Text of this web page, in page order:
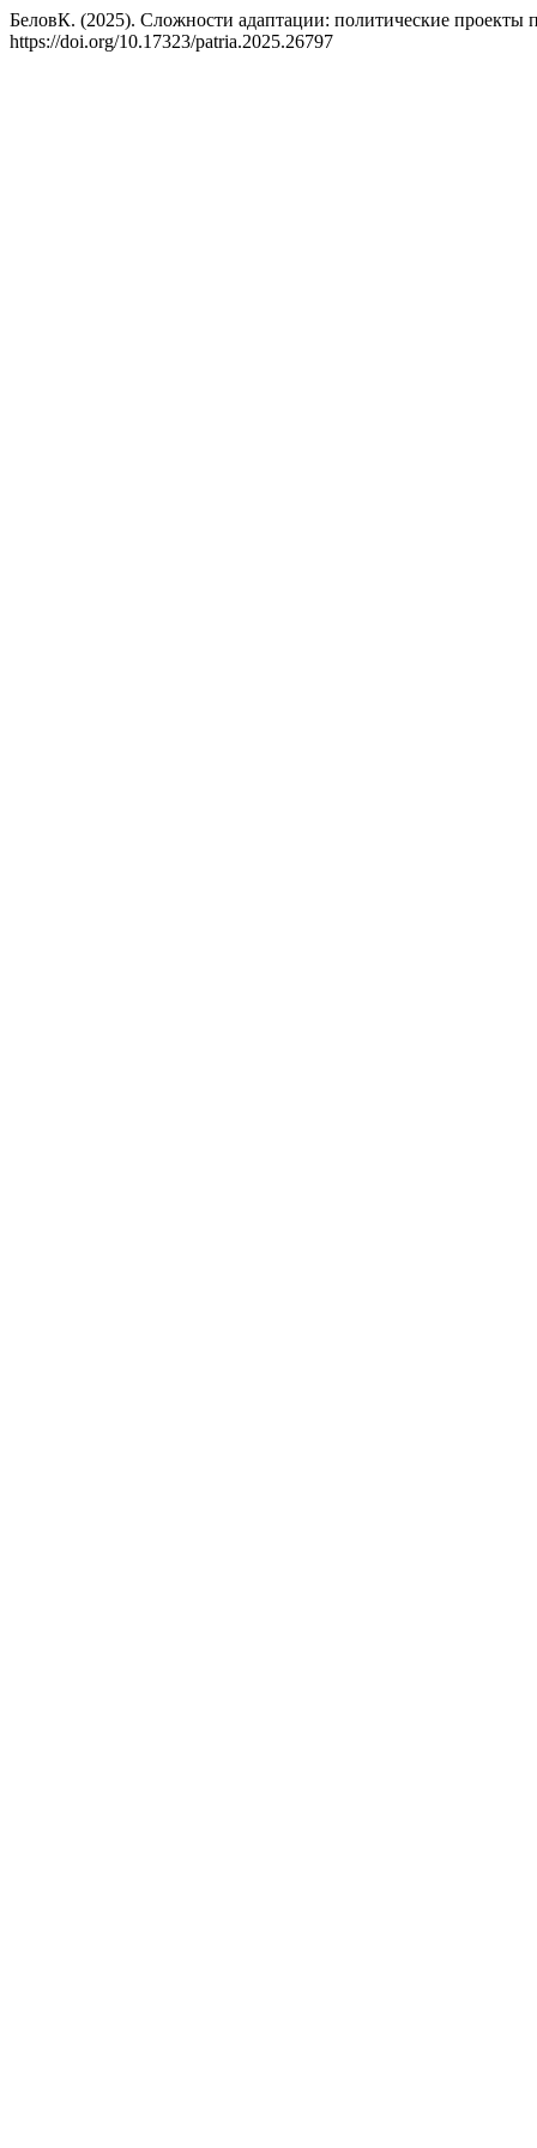
БеловК. (2025). Сложности адаптации: политические проекты
https://doi.org/10.17323/patria.2025.26797